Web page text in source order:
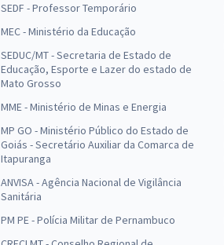
SEDF - Professor Temporário
MEC - Ministério da Educação
SEDUC/MT - Secretaria de Estado de
Educação, Esporte e Lazer do estado de
Mato Grosso
MME - Ministério de Minas e Energia
MP GO - Ministério Público do Estado de
Goiás - Secretário Auxiliar da Comarca de
Itapuranga
ANVISA - Agência Nacional de Vigilância
Sanitária
PM PE - Polícia Militar de Pernambuco